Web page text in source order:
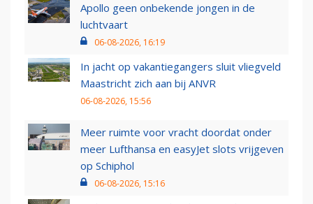
Apollo geen onbekende jongen in de
luchtvaart
06-08-2026, 16:19
In jacht op vakantiegangers sluit vliegveld
Maastricht zich aan bij ANVR
06-08-2026, 15:56
Meer ruimte voor vracht doordat onder
meer Lufthansa en easyJet slots vrijgeven
op Schiphol
06-08-2026, 15:16